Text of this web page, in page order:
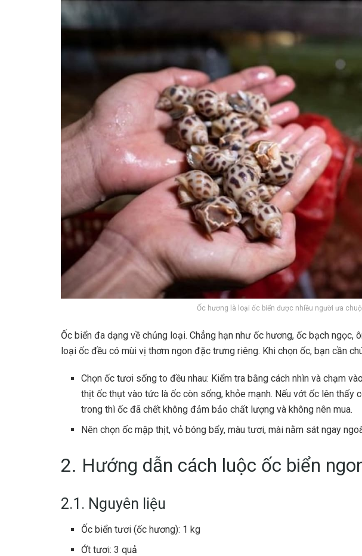
Ốc hương là loại ốc biển được nhiều người ưa
Ốc biển đa dạng về chủng loại. Chẳng hạn như ốc hương, ốc bạch ngọc,
loại ốc đều có mùi vị thơm ngon đặc trưng riêng. Khi chọn ốc, bạn cần
Chọn ốc tươi sống to đều nhau: Kiểm tra bằng cách nhìn và chạm
thịt ốc thụt vào tức là ốc còn sống, khỏe mạnh. Nếu vớt ốc lên thấy
trong thì ốc đã chết không đảm bảo chất lượng và không nên mua.
Nên chọn ốc mập thịt, vỏ bóng bẩy, màu tươi, mài nằm sát ngay
2. Hướng dẫn cách luộc ốc biển
2.1. Nguyên liệu
Ốc biển tươi (ốc hương): 1 kg
Ớt tươi: 3 quả